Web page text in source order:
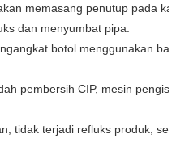
memasang penutup pada
dan menyumbat pipa.
tidak terjadi refluks produk,